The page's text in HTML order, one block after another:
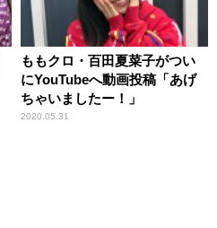
ももクロ・百田夏菜子がつい
にYouTubeへ動画投稿「あげ
ちゃいましたー！」
2020.05.31